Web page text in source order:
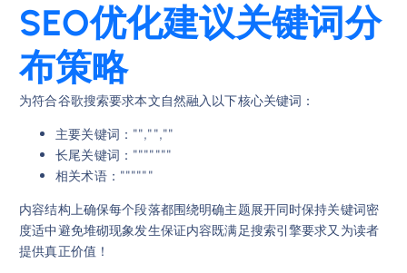
SEO优化建议关键词分
布策略
为符合谷歌搜索要求本文自然融入以下核心关键词：
主要关键词："","",""
长尾关键词："""""""
相关术语：""""""
内容结构上确保每个段落都围绕明确主题展开同时保持关键词密
度适中避免堆砌现象发生保证内容既满足搜索引擎要求又为读者
提供真正价值！